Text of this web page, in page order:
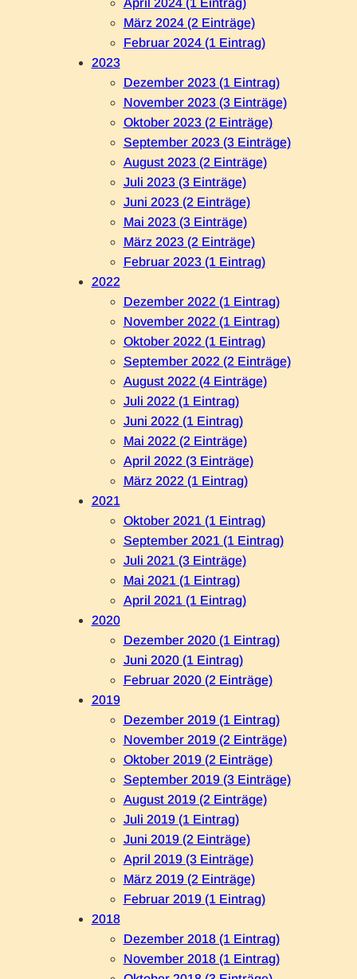
April 2024 (1 Eintrag)
März 2024 (2 Einträge)
Februar 2024 (1 Eintrag)
2023
Dezember 2023 (1 Eintrag)
November 2023 (3 Einträge)
Oktober 2023 (2 Einträge)
September 2023 (3 Einträge)
August 2023 (2 Einträge)
Juli 2023 (3 Einträge)
Juni 2023 (2 Einträge)
Mai 2023 (3 Einträge)
März 2023 (2 Einträge)
Februar 2023 (1 Eintrag)
2022
Dezember 2022 (1 Eintrag)
November 2022 (1 Eintrag)
Oktober 2022 (1 Eintrag)
September 2022 (2 Einträge)
August 2022 (4 Einträge)
Juli 2022 (1 Eintrag)
Juni 2022 (1 Eintrag)
Mai 2022 (2 Einträge)
April 2022 (3 Einträge)
März 2022 (1 Eintrag)
2021
Oktober 2021 (1 Eintrag)
September 2021 (1 Eintrag)
Juli 2021 (3 Einträge)
Mai 2021 (1 Eintrag)
April 2021 (1 Eintrag)
2020
Dezember 2020 (1 Eintrag)
Juni 2020 (1 Eintrag)
Februar 2020 (2 Einträge)
2019
Dezember 2019 (1 Eintrag)
November 2019 (2 Einträge)
Oktober 2019 (2 Einträge)
September 2019 (3 Einträge)
August 2019 (2 Einträge)
Juli 2019 (1 Eintrag)
Juni 2019 (2 Einträge)
April 2019 (3 Einträge)
März 2019 (2 Einträge)
Februar 2019 (1 Eintrag)
2018
Dezember 2018 (1 Eintrag)
November 2018 (1 Eintrag)